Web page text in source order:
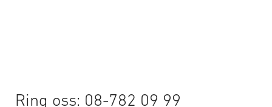
Ring oss: 08-782 09 99